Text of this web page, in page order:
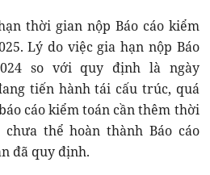
thời gian nộp Báo cáo kiểm
Lý do việc gia hạn nộp Báo
so với quy định là ngày
tiến hành tái cấu trúc, quá
cáo kiểm toán cần thêm thời
thể hoàn thành Báo cáo
đã quy định.